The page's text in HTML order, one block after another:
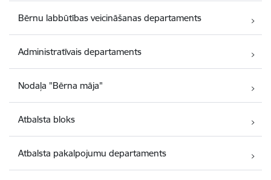
Bērnu labbūtības veicināšanas departaments
Administratīvais departaments
Nodaļa "Bērna māja"
Atbalsta bloks
Atbalsta pakalpojumu departaments